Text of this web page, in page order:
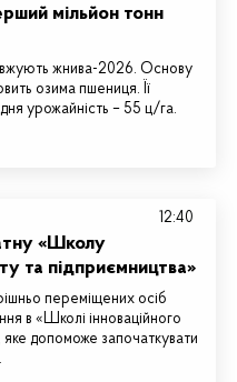
мільйон тонн
жнива-2026. Основу
озима пшениця. Її
урожайність – 55 ц/га.
«Школу
та підприємництва»
переміщених осіб
в «Школі інноваційного
допоможе започаткувати
12:40